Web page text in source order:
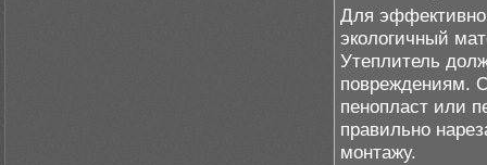
Для
экологичный
Утеплитель
повреждениям.
пенопласт или
правильно
монтажу.